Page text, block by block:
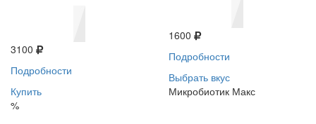
3100
Подробности
Купить
%
1600
Подробности
Выбрать вкус
Микробиотик Макс